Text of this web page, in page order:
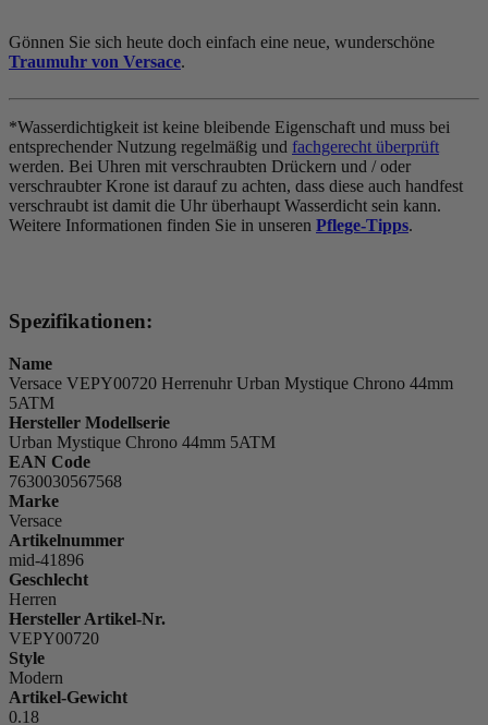
Gönnen Sie sich heute doch einfach eine neue, wunderschöne
Traumuhr von Versace.
*Wasserdichtigkeit ist keine bleibende Eigenschaft und muss bei
entsprechender Nutzung regelmäßig und fachgerecht überprüft
werden. Bei Uhren mit verschraubten Drückern und / oder
verschraubter Krone ist darauf zu achten, dass diese auch handfest
verschraubt ist damit die Uhr überhaupt Wasserdicht sein kann.
Weitere Informationen finden Sie in unseren Pflege-Tipps.
Spezifikationen:
Name
Versace VEPY00720 Herrenuhr Urban Mystique Chrono 44mm
5ATM
Hersteller Modellserie
Urban Mystique Chrono 44mm 5ATM
EAN Code
7630030567568
Marke
Versace
Artikelnummer
mid-41896
Geschlecht
Herren
Hersteller Artikel-Nr.
VEPY00720
Style
Modern
Artikel-Gewicht
0.18